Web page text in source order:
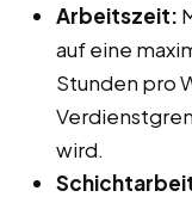
Arbeitszeit:
auf eine
Stunden pro
wird.